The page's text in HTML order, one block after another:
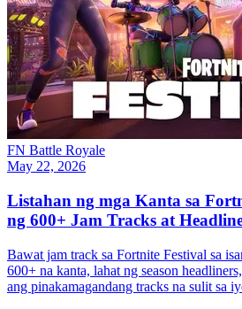
FN Battle Royale
May 22, 2026
Listahan ng mga Kanta sa
ng 600+ Jam Tracks at
Bawat jam track sa Fortnite Festival sa
600+ na kanta, lahat ng season
ang pinakamagandang tracks na sulit sa